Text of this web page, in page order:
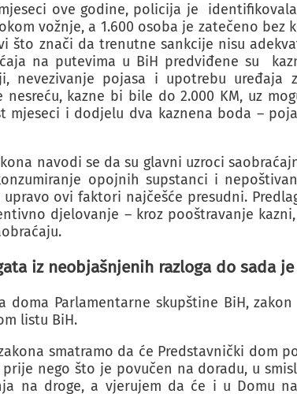
ove godine, policija je
vožnje, a 1.600 osoba je zatečeno bez
što znači da trenutne sankcije nisu
na putevima u BiH predviđene su
nevezivanje pojasa i upotrebu uređaja
nesreću, kazne bi bile do 2.000 KM, uz
mjeseci i dodjelu dva kaznena boda –
navodi se da su glavni uzroci
opojnih supstanci i
upravo ovi faktori najčešće presudni.
djelovanje – kroz pooštravanje
iz neobjašnjenih razloga do sada
doma Parlamentarne skupštine BiH,
listu BiH.
smatramo da će Predstavnički dom
nego što je povučen na doradu, u
na droge, a vjerujem da će i u Domu